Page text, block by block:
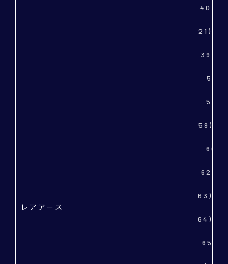
40) ジ
レアアース
21) ス
39)
57)
58)
59) プ
60)
62)
63) ユ
64) ガ
65)